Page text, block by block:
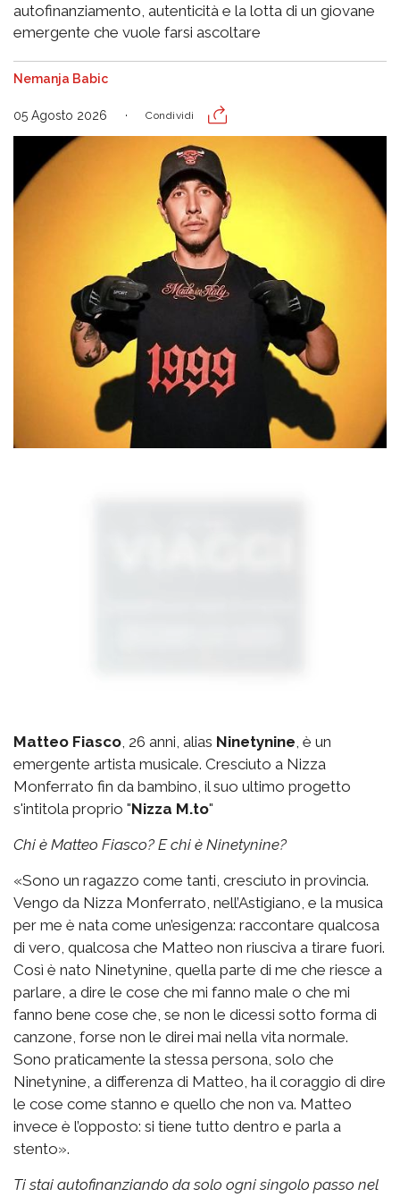
autofinanziamento, autenticità e la lotta di un giovane
emergente che vuole farsi ascoltare
Nemanja Babic
05 Agosto 2026 Condividi
Matteo Fiasco, 26 anni, alias Ninetynine, è un
emergente artista musicale. Cresciuto a Nizza
Monferrato fin da bambino, il suo ultimo progetto
s'intitola proprio "Nizza M.to"
Chi è Matteo Fiasco? E chi è Ninetynine?
«Sono un ragazzo come tanti, cresciuto in provincia.
Vengo da Nizza Monferrato, nell’Astigiano, e la musica
per me è nata come un’esigenza: raccontare qualcosa
di vero, qualcosa che Matteo non riusciva a tirare fuori.
Così è nato Ninetynine, quella parte di me che riesce a
parlare, a dire le cose che mi fanno male o che mi
fanno bene cose che, se non le dicessi sotto forma di
canzone, forse non le direi mai nella vita normale.
Sono praticamente la stessa persona, solo che
Ninetynine, a differenza di Matteo, ha il coraggio di dire
le cose come stanno e quello che non va. Matteo
invece è l’opposto: si tiene tutto dentro e parla a
stento».
Ti stai autofinanziando da solo ogni singolo passo nel